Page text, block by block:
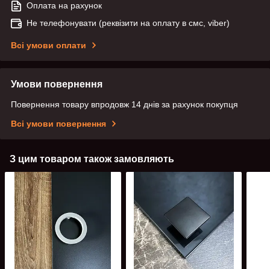
Оплата на рахунок
Не телефонувати (реквізити на оплату в смс, viber)
Всі умови оплати
Умови повернення
Повернення товару впродовж 14 днів за рахунок покупця
Всі умови повернення
З цим товаром також замовляють